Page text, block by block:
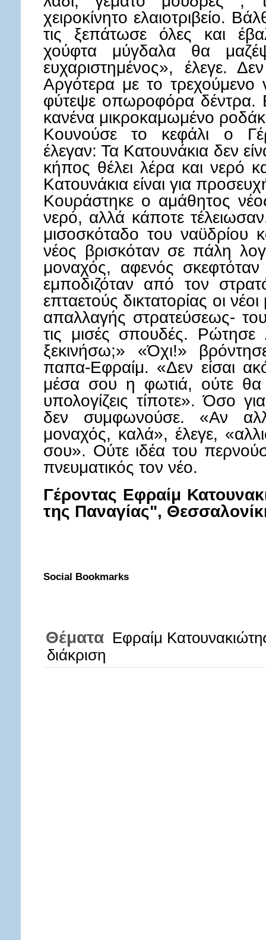
χειροκίνητο ελαιοτριβείο.
τις ξεπάτωσε όλες και
χούφτα μύγδαλα θα
ευχαριστημένος», έλεγε.
Αργότερα με το τρεχούμενο
φύτεψε οπωροφόρα δέντρα.
κανένα μικροκαμωμένο
Κουνούσε το κεφάλι ο
έλεγαν: Τα Κατουνάκια δεν
κήπος θέλει λέρα και νερό
Κατουνάκια είναι για
Κουράστηκε ο αμάθητος
νερό, αλλά κάποτε
μισοσκόταδο του ναϋδρίου
νέος βρισκόταν σε πάλη
μοναχός, αφενός
εμποδιζόταν από τον
επταετούς δικτατορίας οι
απαλλαγής στρατεύσεως-
τις μισές σπουδές.
ξεκινήσω;» «Όχι!»
παπα-Εφραίμ. «Δεν είσαι
μέσα σου η φωτιά, ούτε
υπολογίζεις τίποτε». Όσο
δεν συμφωνούσε. «Αν
μοναχός, καλά», έλεγε,
σου». Ούτε ιδέα του
πνευματικός τον νέο.
Γέροντας Εφραίμ
της Παναγίας",
Social Bookmarks
Θέματα Εφραίμ
διάκριση